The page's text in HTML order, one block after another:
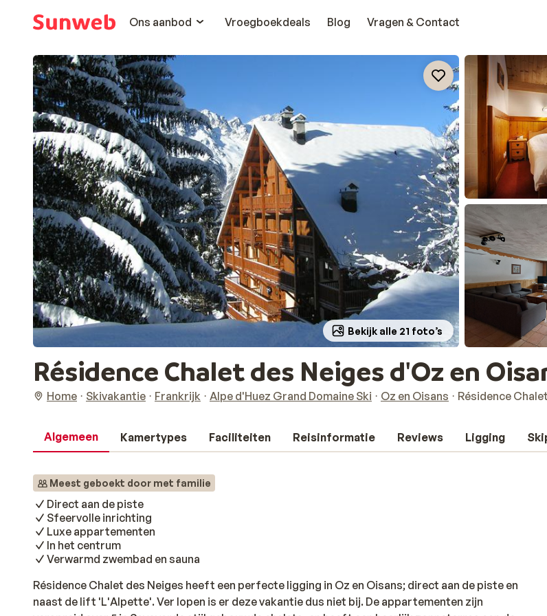
Ons aanbod
Vroegboekdeals Blog Vragen & Contact
Bekijk alle 21 foto’s
Résidence Chalet des Neiges d'Oz en
Home Skivakantie Frankrijk Alpe d'Huez Grand Domaine Ski Oz en Oisans Résidence
Algemeen Kamertypes Faciliteiten Reisinformatie Reviews Ligging
Meest geboekt door met familie
Direct aan de piste
Sfeervolle inrichting
Luxe appartementen
In het centrum
Verwarmd zwembad en sauna
Résidence Chalet des Neiges heeft een perfecte ligging in Oz en Oisans; direct aan de piste en
naast de lift 'L'Alpette'. Ver lopen is er deze vakantie dus niet bij. De appartementen zijn